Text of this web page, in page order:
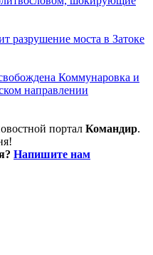
разрушение моста в Затоке
Коммунаровка и
направлении
портал Командир.
Напишите нам